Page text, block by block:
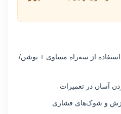
از سه‌راه مساوی + بوشن/
آسان در تعمیرات
و شوک‌های فشاری